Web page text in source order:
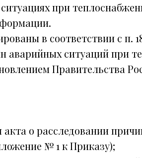
при
в соответствии с п.
аварийных ситуаций при
Правительства
акта о расследовании
№ 1 к Приказу);